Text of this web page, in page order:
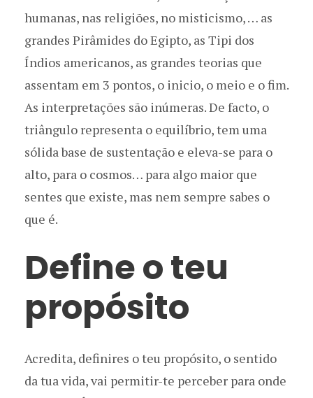
humanas, nas religiões, no misticismo, … as
grandes Pirâmides do Egipto, as Tipi dos
Índios americanos, as grandes teorias que
assentam em 3 pontos, o inicio, o meio e o fim.
As interpretações são inúmeras. De facto, o
triângulo representa o equilíbrio, tem uma
sólida base de sustentação e eleva-se para o
alto, para o cosmos… para algo maior que
sentes que existe, mas nem sempre sabes o
que é.
Define o teu
propósito
Acredita, definires o teu propósito, o sentido
da tua vida, vai permitir-te perceber para onde